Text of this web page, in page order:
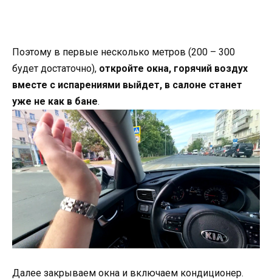
Поэтому в первые несколько метров (200 – 300
будет достаточно), откройте окна, горячий воздух
вместе с испарениями выйдет, в салоне станет
уже не как в бане.
Далее закрываем окна и включаем кондиционер.